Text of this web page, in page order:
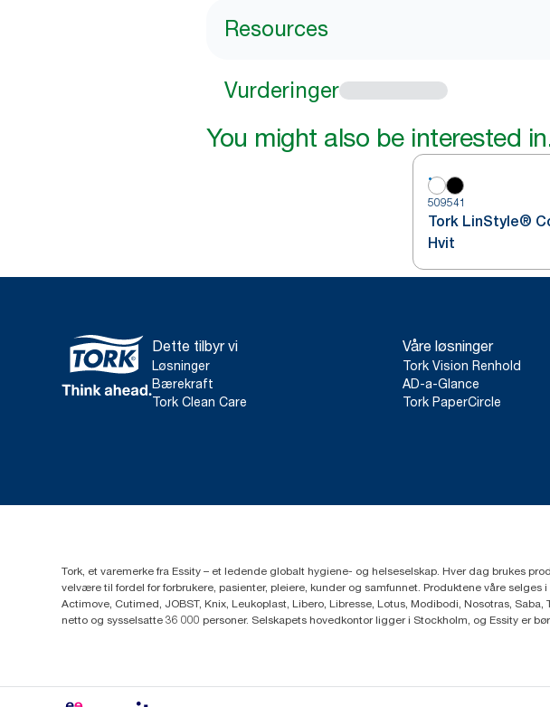
Resources
Vurderinger
You might also be interested
509541
Tork LinStyle®
Hvit
Dette tilbyr vi
Løsninger
Bærekraft
Tork Clean Care
Våre løsninger
Tork Vision Renhold
AD-a-Glance
Tork PaperCircle
Tork, et varemerke fra Essity – et ledende globalt hygiene- og helseselskap. Hver dag brukes
velvære til fordel for forbrukere, pasienter, pleiere, kunder og samfunnet. Produktene våre
Actimove, Cutimed, JOBST, Knix, Leukoplast, Libero, Libresse, Lotus, Modibodi, Nosotras,
netto og sysselsatte 36 000 personer. Selskapets hovedkontor ligger i Stockholm, og Essity er